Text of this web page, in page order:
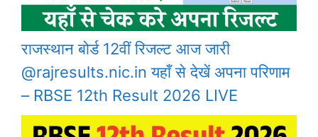
राजस्थान बोर्ड 12वीं रिजल्ट आज जारी
@rajresults.nic.in यहाँ से देखें अपना परिणाम
– RBSE 12th Result 2026 LIVE